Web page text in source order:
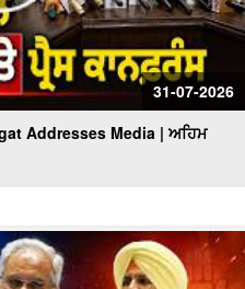
31-07-2026
Addresses Media | ਅਹਿਮ